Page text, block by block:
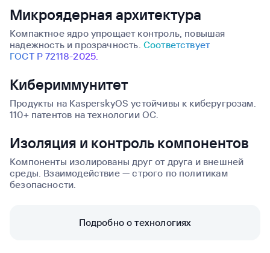
Микроядерная архитектура
Компактное ядро упрощает контроль, повышая
надежностьи прозрачность. Соответствует
ГОСТ Р 72118-2025.
Кибериммунитет
Продукты на KasperskyOS устойчивы к киберугрозам.
110+ патентов на технологии ОС.
Изоляция и контроль компонентов
Компоненты изолированы друг от друга и внешней
среды. Взаимодействие — строго по политикам
безопасности.
Подробно о технологиях